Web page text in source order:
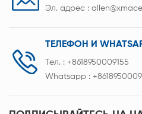
Эл. адрес :
ТЕЛЕФОН И
Тел. : +8618950009155
Whatsapp :